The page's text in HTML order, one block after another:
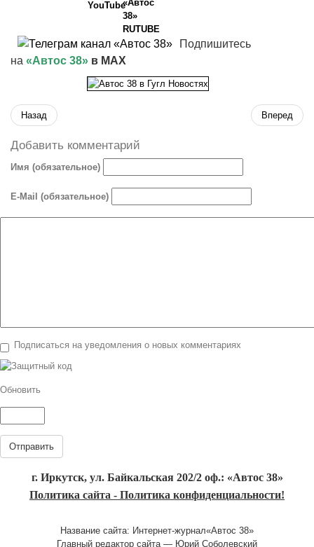
Подпишитесь
на «Автос 38» в MAX
Назад Вперед
Добавить комментарий
Имя (обязательное)
E-Mail (обязательное)
Подписаться на уведомления о новых комментариях
Обновить
Отправить
г. Иркутск, ул. Байкальская 202/2 оф.: «Автос 38»
Политика сайта - Политика конфиденциальности!
Название сайта: Интернет-журнал«Автос 38»
Главный редактор сайта — Юрий Соболевский